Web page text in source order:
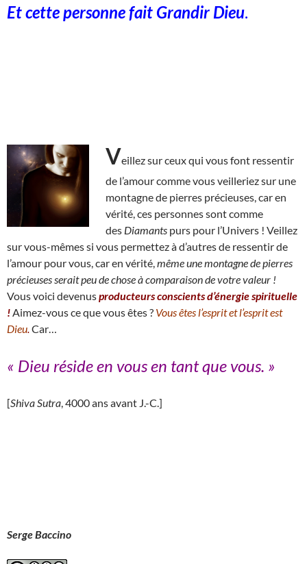
Et cette personne fait Grandir Dieu.
Veillez sur ceux qui vous font ressentir
de l’amour comme vous veilleriez sur une
montagne de pierres précieuses, car en
vérité, ces personnes sont comme
des Diamants purs pour l’Univers ! Veillez
sur vous-mêmes si vous permettez à d’autres de ressentir de
l’amour pour vous, car en vérité, même une montagne de pierres
précieuses serait peu de chose à comparaison de votre valeur !
Vous voici devenusproducteurs conscients d’énergie spirituelle
! Aimez-vous ce que vous êtes ? Vous êtes l’esprit et l’esprit est
Dieu Car…
« Dieu réside en vous en tant que vous. »
[Shiva Sutra , 4000 ans avant J.-C.]
Serge Baccino